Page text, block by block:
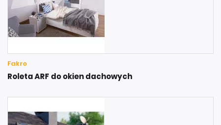
Fakro
Roleta ARF do okien dachowych